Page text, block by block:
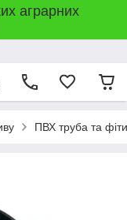
аграрних
ПВХ труба та